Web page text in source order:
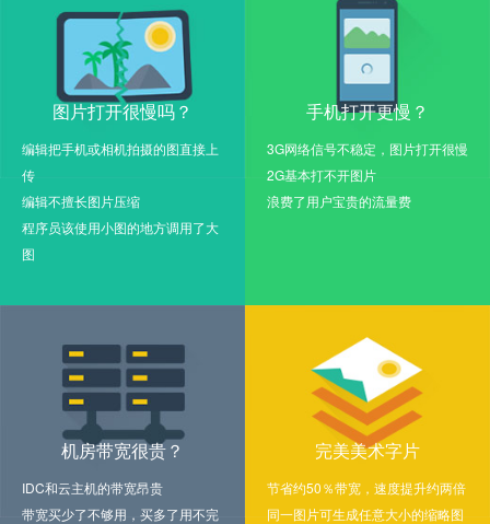
图片打开很慢吗？
编辑把手机或相机拍摄的图直接上
传
编辑不擅长图片压缩
程序员该使用小图的地方调用了大
图
手机打开更慢？
3G网络信号不稳定，图片打开很慢
2G基本打不开图片
浪费了用户宝贵的流量费
机房带宽很贵？
IDC和云主机的带宽昂贵
带宽买少了不够用，买多了用不完
完美美术字片
节省约50％带宽，速度提升约两倍
同一图片可生成任意大小的缩略图